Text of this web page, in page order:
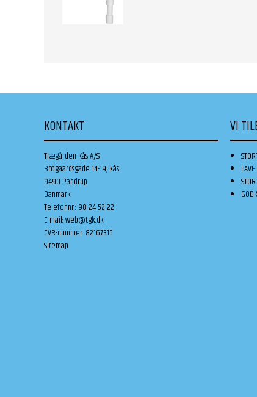
KONTAKT
Trægården Kås A/S
Brogaardsgade 14-19, Kås
9490 Pandrup
Danmark
Telefonnr.: 98 24 52 22
E-mail:web@tgk.dk
CVR-nummer: 82167315
Sitemap
VI